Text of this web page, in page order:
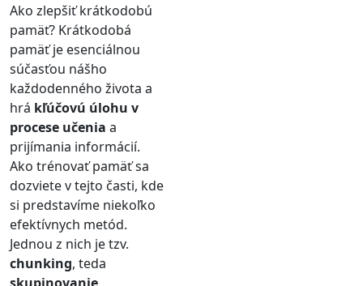
Ako zlepšiť krátkodobú
pamäť? Krátkodobá
pamäť je esenciálnou
súčasťou nášho
každodenného života a
hrá kľúčovú úlohu v
procese učenia a
prijímania informácií.
Ako trénovať pamäť sa
dozviete v tejto časti, kde
si predstavíme niekoľko
efektívnych metód.
Jednou z nich je tzv.
chunking, teda